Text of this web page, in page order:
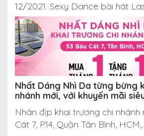
12/2021. Sexy Dance bài hát
Nhất Dáng Nhì Da từng bừng
nhánh mới, với khuyến mãi
Nhân địp khai trương chi nhánh
Cát 7, P.14, Quận Tân Bình,